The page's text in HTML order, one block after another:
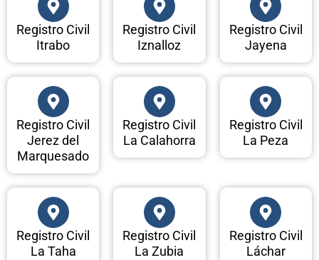
Registro Civil
Itrabo
Registro Civil
Iznalloz
Registro Civil
Jayena
Registro Civil
Jerez del
Marquesado
Registro Civil
La Calahorra
Registro Civil
La Peza
Registro Civil
La Taha
Registro Civil
La Zubia
Registro Civil
Láchar